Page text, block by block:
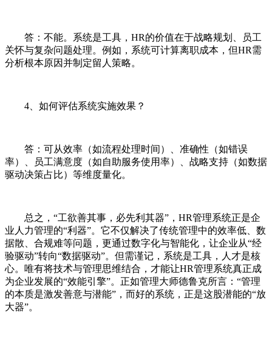
答：不能。系统是工具，HR的价值在于战略规划、员工
关怀与复杂问题处理。例如，系统可计算离职成本，但HR需
分析根本原因并制定留人策略。
4、如何评估系统实施效果？
答：可从效率（如流程处理时间）、准确性（如错误
率）、员工满意度（如自助服务使用率）、战略支持（如数据
驱动决策占比）等维度量化。
总之，“工欲善其事，必先利其器”，HR管理系统正是企
业人力管理的“利器”。它不仅解决了传统管理中的效率低、数
据散、合规难等问题，更通过数字化与智能化，让企业从“经
验驱动”转向“数据驱动”。但需谨记，系统是工具，人才是核
心。唯有将技术与管理思维结合，才能让HR管理系统真正成
为企业发展的“效能引擎”。正如管理大师德鲁克所言：“管理
的本质是激发善意与潜能”，而好的系统，正是这股潜能的“放
大器”。